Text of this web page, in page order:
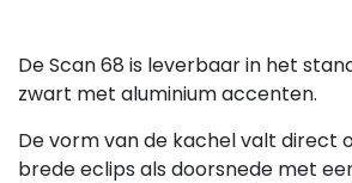
De Scan 68 is leverbaar in het
zwart met aluminium accenten.
De vorm van de kachel valt direct
brede eclips als doorsnede met